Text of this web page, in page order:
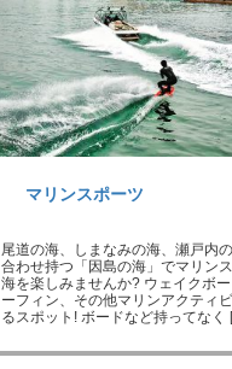
マリンスポーツ
尾道の海、しまなみの海、瀬戸内
合わせ持つ「因島の海」でマリン
海を楽しみませんか? ウェイクボ
ーフィン、その他マリンアクティ
るスポット! ボードなど持ってな